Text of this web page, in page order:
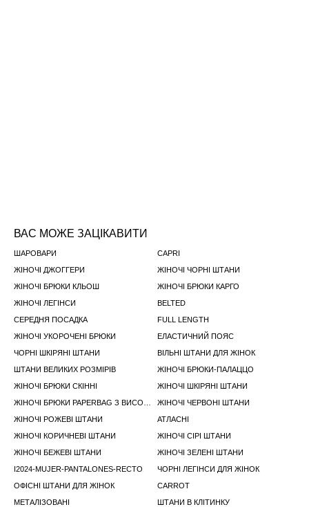
ВАС МОЖЕ ЗАЦІКАВИТИ
ШАРОВАРИ
CAPRI
ЖІНОЧІ ДЖОГГЕРИ
ЖІНОЧІ ЧОРНІ ШТАНИ
ЖІНОЧІ БРЮКИ КЛЬОШ
ЖІНОЧІ БРЮКИ КАРГО
ЖІНОЧІ ЛЕГІНСИ
BELTED
СЕРЕДНЯ ПОСАДКА
FULL LENGTH
ЖІНОЧІ УКОРОЧЕНІ БРЮКИ
ЕЛАСТИЧНИЙ ПОЯС
ЧОРНІ ШКІРЯНІ ШТАНИ
ВІЛЬНІ ШТАНИ ДЛЯ ЖІНОК
ШТАНИ ВЕЛИКИХ РОЗМІРІВ
ЖІНОЧІ БРЮКИ-ПАЛАЦЦО
ЖІНОЧІ БРЮКИ СКIННI
ЖІНОЧІ ШКІРЯНІ ШТАНИ
ЖІНОЧІ ЧЕРВОНІ ШТАНИ
ЖІНОЧІ РОЖЕВІ ШТАНИ
АТЛАСНІ
ЖІНОЧІ КОРИЧНЕВІ ШТАНИ
ЖІНОЧІ СІРІ ШТАНИ
ЖІНОЧІ БЕЖЕВІ ШТАНИ
ЖІНОЧІ ЗЕЛЕНІ ШТАНИ
I2024-MUJER-PANTALONES-RECTO
ЧОРНІ ЛЕГІНСИ ДЛЯ ЖІНОК
ОФІСНІ ШТАНИ ДЛЯ ЖІНОК
CARROT
МЕТАЛІЗОВАНІ
ШТАНИ В КЛІТИНКУ